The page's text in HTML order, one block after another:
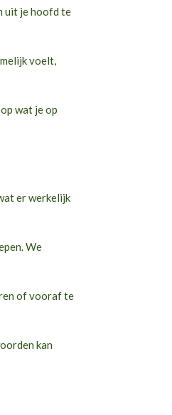
uit je hoofd te
voelt,
wat je op
er werkelijk
We
of vooraf te
kan